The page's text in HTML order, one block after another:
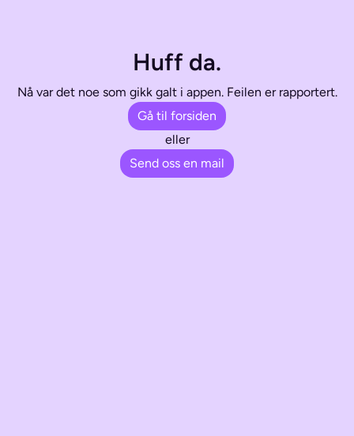
Huff da.
Nå var det noe som gikk galt i appen. Feilen er rapportert.
Gå til forsiden
eller
Send oss en mail